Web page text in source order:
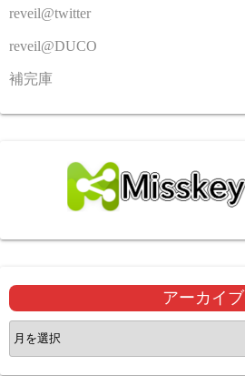
reveil@twitter
reveil@DUCO
補完庫
アーカイブ
ア
ー